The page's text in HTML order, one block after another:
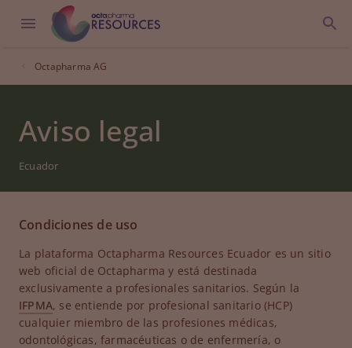
Octapharma AG
Aviso legal
Ecuador
Condiciones de uso
La plataforma Octapharma Resources Ecuador es un sitio
web oficial de Octapharma y está destinada
exclusivamente a profesionales sanitarios. Según la
IFPMA, se entiende por profesional sanitario (HCP)
cualquier miembro de las profesiones médicas,
odontológicas, farmacéuticas o de enfermería, o